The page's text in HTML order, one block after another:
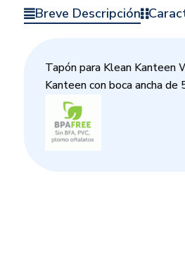
Breve Descripción
Tapón para Klean Kanteen
Kanteen con boca ancha de